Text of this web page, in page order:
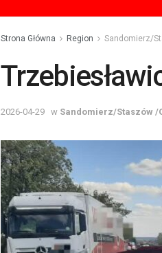
Strona Główna Region Sandomierz/
2026-04-29 w Sandomierz/Staszów /